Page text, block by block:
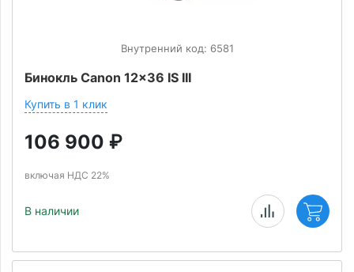
Внутренний код: 6581
Бинокль Canon 12x36 IS III
Купить в 1 клик
106 900 ₽
включая НДС 22%
В наличии